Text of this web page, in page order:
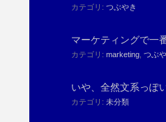
カテゴリ: つぶやき
マーケティングで一
カテゴリ: marketing, つぶ
いや、全然文系っ
カテゴリ: 未分類